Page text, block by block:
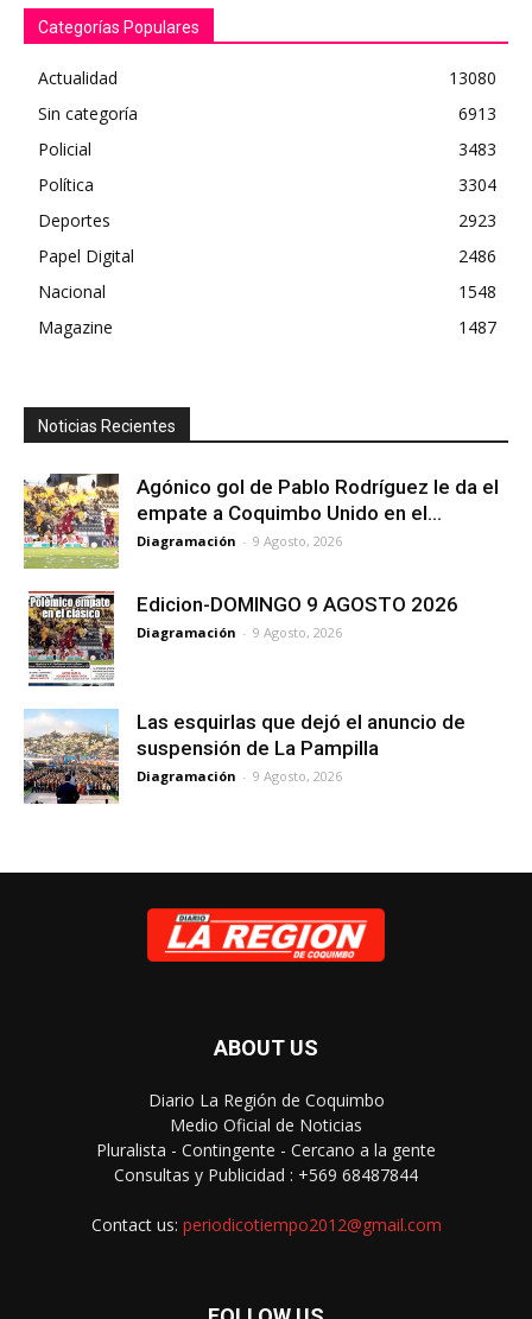
Categorías Populares
Actualidad
13080
Sin categoría
6913
Policial
3483
Política
3304
Deportes
2923
Papel Digital
2486
Nacional
1548
Magazine
1487
Noticias Recientes
Agónico gol de Pablo Rodríguez le da el
empate a Coquimbo Unido en el...
Diagramación - 9 Agosto, 2026
Edicion-DOMINGO 9 AGOSTO 2026
Diagramación - 9 Agosto, 2026
Las esquirlas que dejó el anuncio de
suspensión de La Pampilla
Diagramación - 9 Agosto, 2026
ABOUT US
Diario La Región de Coquimbo
Medio Oficial de Noticias
Pluralista - Contingente - Cercano a la gente
Consultas y Publicidad : +569 68487844
Contact us: periodicotiempo2012@gmail.com